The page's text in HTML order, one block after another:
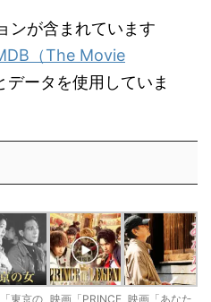
ンが含まれています
（The Movie
データを使用していま
東京の 映画「PRINCE 映画「あなた